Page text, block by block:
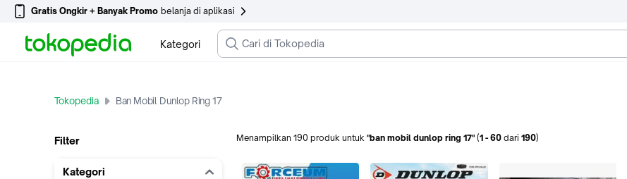
Gratis Ongkir + Banyak Promo belanja di aplikasi
Kategori
Tokopedia Ban Mobil Dunlop Ring 17
Filter
Kategori
Menampilkan 190 produk untuk "ban mobil dunlop ring 17" (1 -60 dari 190)